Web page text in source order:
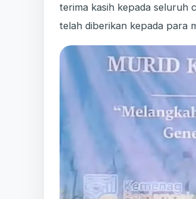
terima kasih kepada seluruh
telah diberikan kepada para